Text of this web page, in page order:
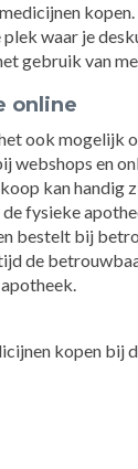
kopen.
waar je
gebruik van
online
ook mogelijk
webshops en
kan handig
fysieke
bestelt bij
de